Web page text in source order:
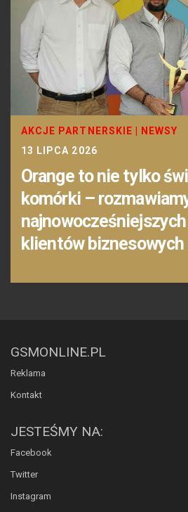
AKCJE PARTNERSKIE
NEWSY
13 LIPCA 2026
Orange to nie tylko
komórki –
najnowocześniejszych
klientów
GSMONLINE.PL
Reklama
Kontakt
JESTEŚMY NA:
Facebook
Twitter
Instagram